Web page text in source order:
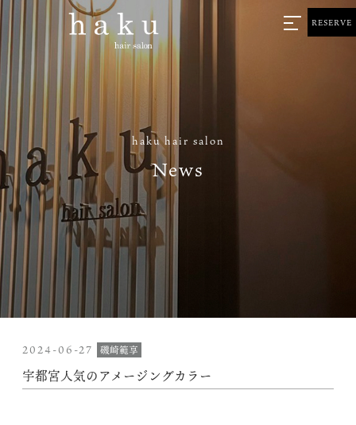
haku hair salon
News
RESERVE
2024-06-27 磯崎範享
宇都宮人気のアメージングカラー